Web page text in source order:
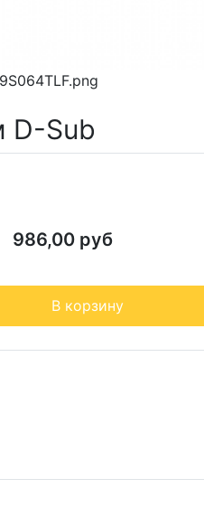
D-Sub
986,00 руб
В корзину